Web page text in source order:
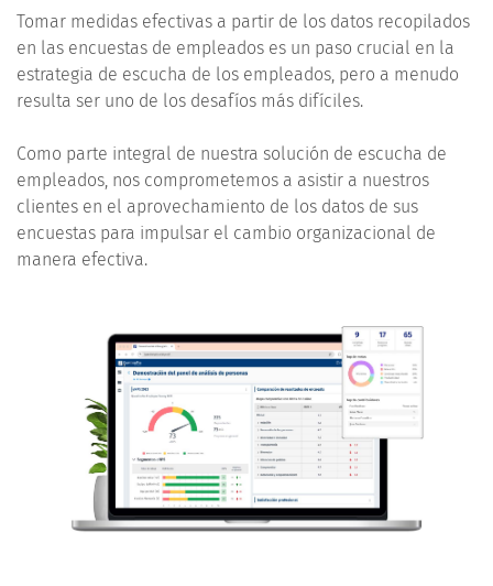
Tomar medidas efectivas a partir de los datos recopilados
en las encuestas de empleados es un paso crucial en la
estrategia de escucha de los empleados, pero a menudo
resulta ser uno de los desafíos más difíciles.
Como parte integral de nuestra solución de escucha de
empleados, nos comprometemos a asistir a nuestros
clientes en el aprovechamiento de los datos de sus
encuestas para impulsar el cambio organizacional de
manera efectiva.